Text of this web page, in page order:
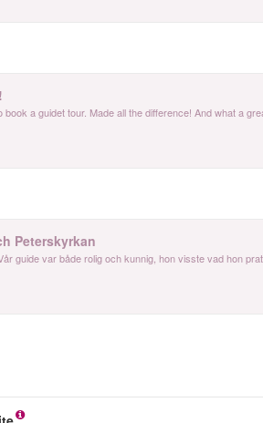
book a guidet tour. Made all the difference! And what a
Peterskyrkan
guide var både rolig och kunnig, hon visste vad hon